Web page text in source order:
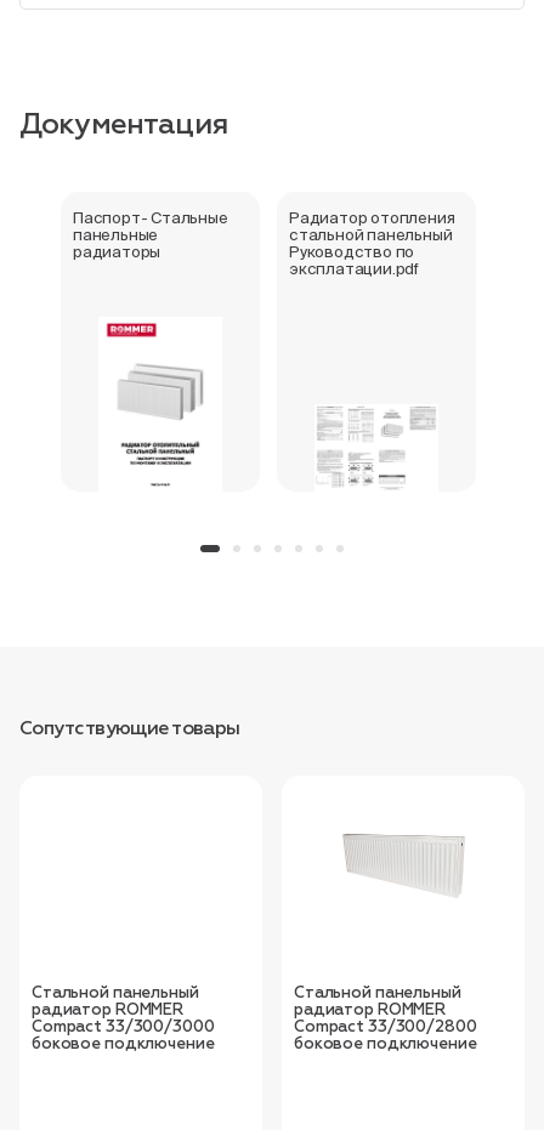
Документация
Паспорт- Стальные
панельные
радиаторы
Радиатор отопления
стальной панельный
Руководство по
эксплатации.pdf
Сопутствующие товары
Стальной панельный
радиатор ROMMER
Compact 33/300/3000
боковое подключение
Стальной панельный
радиатор ROMMER
Compact 33/300/2800
боковое подключение